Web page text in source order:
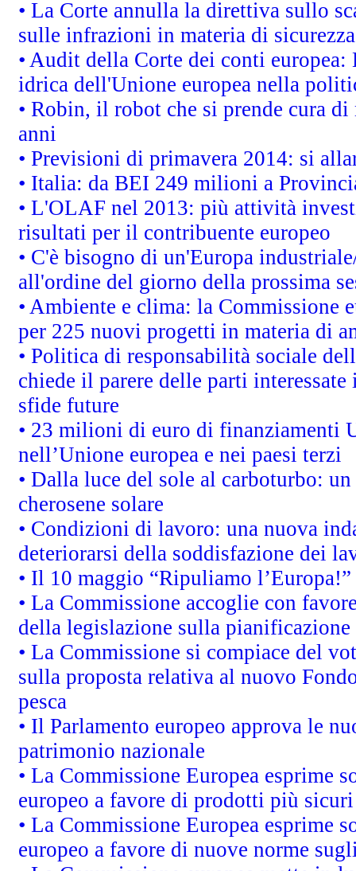
• La Corte annulla la direttiva sullo
sulle infrazioni in materia di
• Audit della Corte dei conti
idrica dell'Unione europea nella
• Robin, il robot che si prende cura
anni
• Previsioni di primavera 2014: si
• Italia: da BEI 249 milioni a
• L'OLAF nel 2013: più attività
risultati per il contribuente europeo
• C'è bisogno di un'Europa
all'ordine del giorno della prossima
• Ambiente e clima: la Commissione
per 225 nuovi progetti in materia di
• Politica di responsabilità sociale
chiede il parere delle parti
sfide future
• 23 milioni di euro di finanziamenti
nell’Unione europea e nei paesi terzi
• Dalla luce del sole al carboturbo:
cherosene solare
• Condizioni di lavoro: una nuova
deteriorarsi della soddisfazione dei
• Il 10 maggio “Ripuliamo l’Europa!”
• La Commissione accoglie con
della legislazione sulla
• La Commissione si compiace del
sulla proposta relativa al nuovo
pesca
• Il Parlamento europeo approva le
patrimonio nazionale
• La Commissione Europea esprime
europeo a favore di prodotti più
• La Commissione Europea esprime
europeo a favore di nuove norme